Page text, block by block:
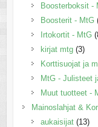
Boosterboksit -
Boosterit - MtG
Irtokortit - MtG
kirjat mtg (3)
Korttisuojat ja
MtG - Julisteet
Muut tuotteet -
Mainoslahjat &
aukaisijat (13)